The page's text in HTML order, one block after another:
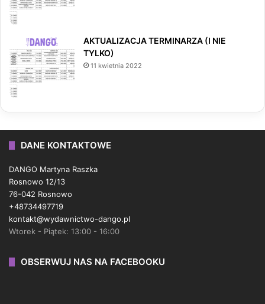
AKTUALIZACJA TERMINARZA (I NIE
TYLKO)
11 kwietnia 2022
DANE KONTAKTOWE
DANGO Martyna Raszka
Rosnowo 12/13
76-042 Rosnowo
+48734497719
kontakt@wydawnictwo-dango.pl
Wtorek - Piątek: 13:00 - 16:00
OBSERWUJ NAS NA FACEBOOKU